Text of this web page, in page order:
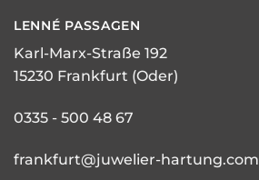
LENNÉ PASSAGEN
Karl-Marx-Straße 192
15230 Frankfurt (Oder)
0335 - 500 48 67
frankfurt@juwelier-hartung.com